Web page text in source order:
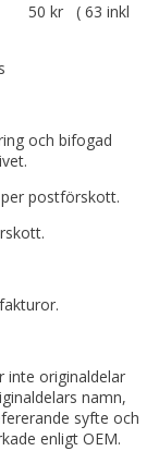
( 63 inkl
och bifogad
postförskott.
inte originaldelar
namn,
syfte och
enligt OEM.